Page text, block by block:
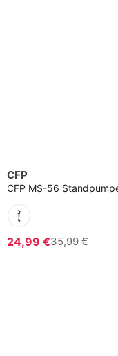
CFP
CFP MS-56
24,99 €35,99 €